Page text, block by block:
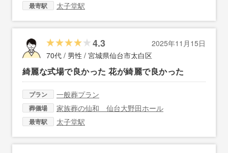
最寄駅 太子堂駅
4.3
2025年11月15日
70代 / 男性 / 宮城県仙台市太白区
綺麗な式場で良かった 花が綺麗で良かった
プラン 一般葬プラン
葬儀場 家族葬の仙和 仙台大野田ホール
最寄駅 太子堂駅